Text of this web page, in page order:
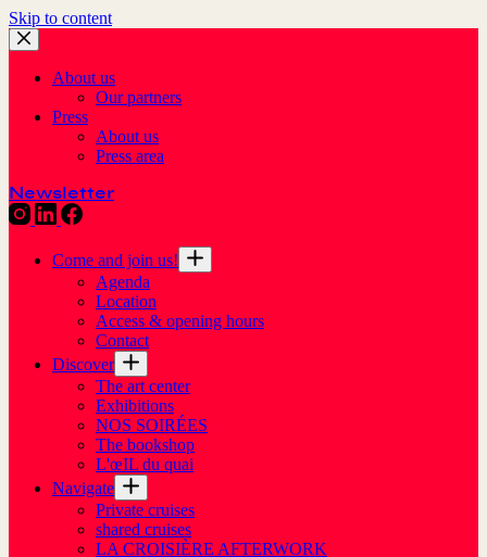
Skip to content
About us
Our partners
Press
About us
Press area
Newsletter
Come and join us!
Agenda
Location
Access & opening hours
Contact
Discover
The art center
Exhibitions
NOS SOIRÉES
The bookshop
L'œIL du quai
Navigate
Private cruises
shared cruises
LA CROISIÈRE AFTERWORK